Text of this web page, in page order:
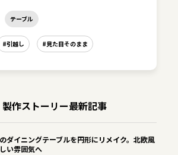
テーブル
#引越し #見た目そのまま
作ストーリー最新記事
ダイニングテーブルを円形にリメイク。北欧風
い雰囲気へ